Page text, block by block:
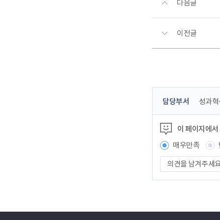
다음글
이전글
콘
츠
정
보
책
임
자
담당부서 성과
이 페이지에
매우만족
견
을
주